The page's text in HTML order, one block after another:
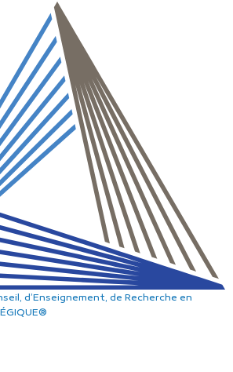
d’Enseignement, de Recherche en